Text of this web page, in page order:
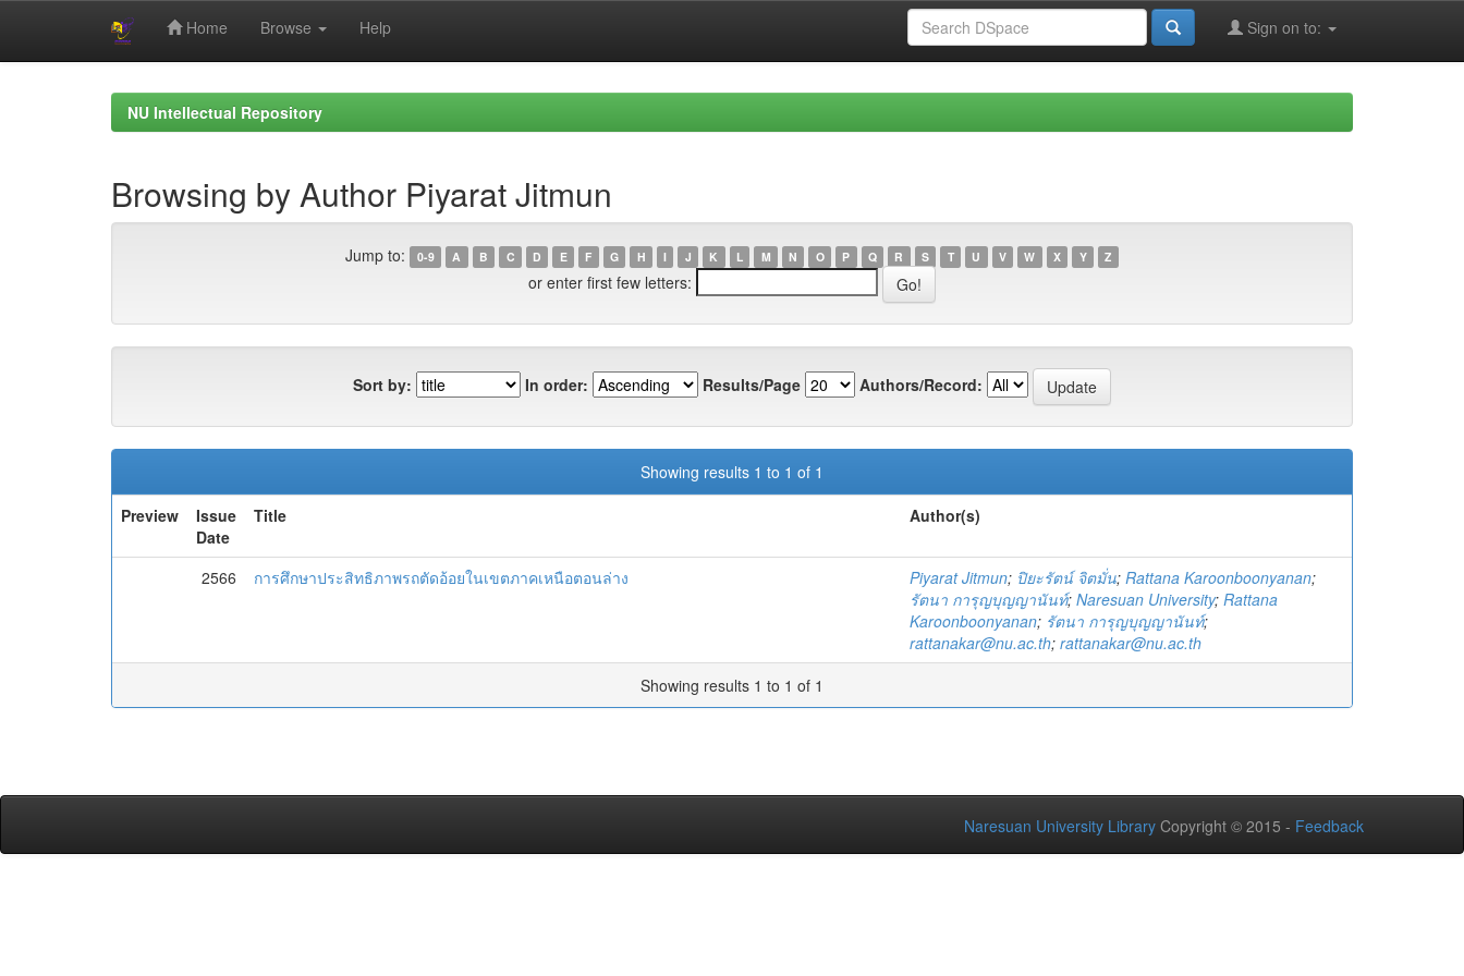
Home Browse Help Sign on to:
NU Intellectual Repository
Browsing by Author Piyarat Jitmun
Jump to: 0-9 A B C D E F G H I J K L M N O P Q R S T U V W X Y Z
or enter first few letters:
Sort by: In order: Results/Page Authors/Record:
Showing results 1 to 1 of 1
Preview
Issue
Date
Title Author(s)
2566 การศึกษาประสิทธิภาพรถตัดอ้อยในเขตภาคเหนือตอนล่าง Piyarat Jitmun; ปิยะรัตน์ จิตมั่น; Rattana Karoonboonyanan;
รัตนา การุญบุญญานันท์; Naresuan University; Rattana
Karoonboonyanan; รัตนา การุญบุญญานันท์;
rattanakar@nu.ac.th; rattanakar@nu.ac.th
Showing results 1 to 1 of 1
Naresuan University Library Copyright © 2015 - Feedback